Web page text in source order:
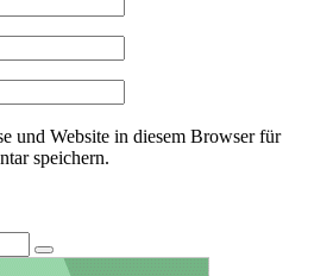
und Website in diesem Browser für
speichern.
Search